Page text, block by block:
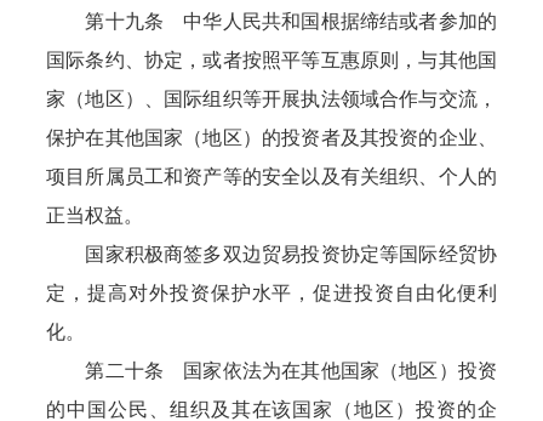
第十九条 中华人民共和国根据缔结或者参加的
国际条约、协定，或者按照平等互惠原则，与其他国
家（地区）、国际组织等开展执法领域合作与交流，
保护在其他国家（地区）的投资者及其投资的企业、
项目所属员工和资产等的安全以及有关组织、个人的
正当权益。
国家积极商签多双边贸易投资协定等国际经贸协
定，提高对外投资保护水平，促进投资自由化便利
化。
第二十条 国家依法为在其他国家（地区）投资
的中国公民、组织及其在该国家（地区）投资的企